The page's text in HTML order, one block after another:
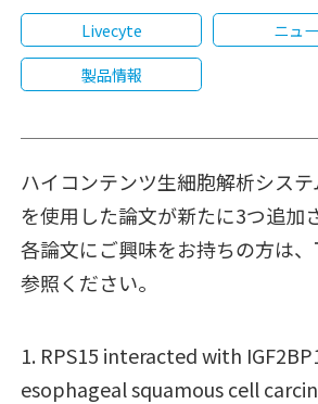
Livecyte
ニュ
製品情報
ハイコンテンツ生細胞解析システ
を使用した論文が新たに3つ追加
各論文にご興味をお持ちの方は
参照ください。
1. RPS15 interacted with
esophageal squamous cell